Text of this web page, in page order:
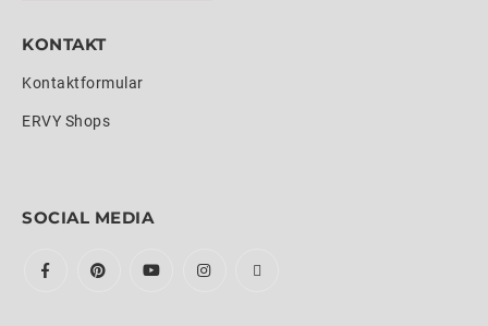
KONTAKT
Kontaktformular
ERVY Shops
SOCIAL MEDIA